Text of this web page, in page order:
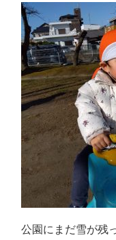
公園にまだ雪が残